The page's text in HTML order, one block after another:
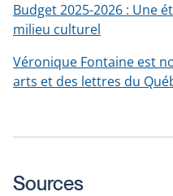
Budget 2025-2026 : Une
milieu culturel
Véronique Fontaine est
arts et des lettres du
Sources